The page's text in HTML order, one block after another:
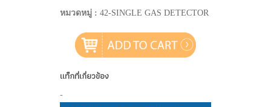
หมวดหมู่ : 42-SINGLE GAS DETECTOR
แท็กที่เกี่ยวข้อง
-